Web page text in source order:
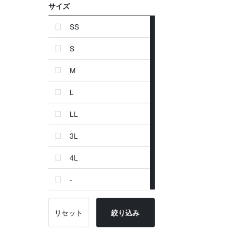
オレンジ系
シルバー系
ゴールド系
その他
イニシャル
OTHERS
サイズ
SS
S
M
L
LL
3L
4L
-
リセット 絞り込み